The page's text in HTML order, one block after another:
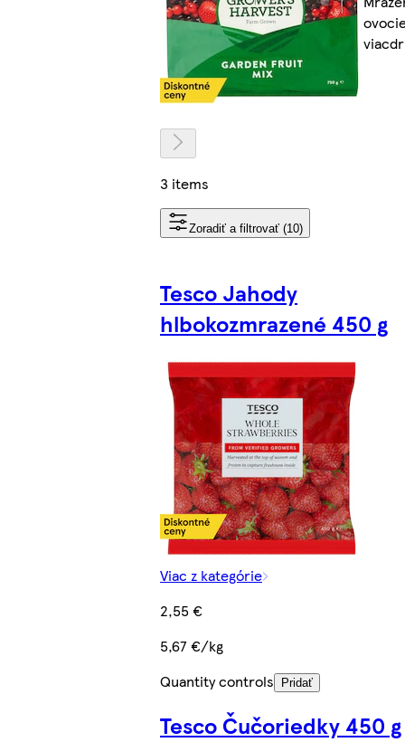
3 items
Zoradiť a filtrovať (10)
Tesco Jahody
hlbokozmrazené 450 g
Viac z kategórie
2,55 €
5,67 €/kg
Quantity controls
Pridať
Tesco Čučoriedky 450 g